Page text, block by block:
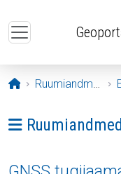
Avaleht
Ruumiandmed
Ava menüü:
Ruumiandmed